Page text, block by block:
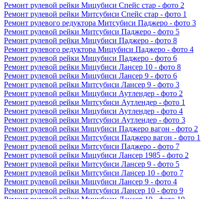
Ремонт рулевой рейки Мицубиси Спейс стар - фото 2
Ремонт рулевой рейки Митсубиси Спейс стар - фото 1
Ремонт рулевого редуктора Митсубиси Паджеро - фото 3
Ремонт рулевой рейки Митсубиси Паджеро - фото 5
Ремонт рулевой рейки Мицубиси Паджеро - фото 8
Ремонт рулевого редуктора Мицубиси Паджеро - фото 4
Ремонт рулевой рейки Мицубиси Паджеро - фото 6
Ремонт рулевой рейки Мицубиси Лансер 10 - фото 8
Ремонт рулевой рейки Мицубиси Лансер 9 - фото 6
Ремонт рулевой рейки Митсубиси Лансер 9 - фото 3
Ремонт рулевой рейки Мицубиси Аутлендер - фото 2
Ремонт рулевой рейки Митсубиси Аутлендер - фото 1
Ремонт рулевой рейки Мицубиси Аутлендер - фото 4
Ремонт рулевой рейки Митсубиси Аутлендер - фото 3
Ремонт рулевой рейки Мицубиси Паджеро вагон - фото 2
Ремонт рулевой рейки Митсубиси Паджеро вагон - фото 1
Ремонт рулевой рейки Митсубиси Паджеро - фото 7
Ремонт рулевой рейки Мицубиси Лансер 1985 - фото 2
Ремонт рулевой рейки Митсубиси Лансер 9 - фото 5
Ремонт рулевой рейки Митсубиси Лансер 10 - фото 7
Ремонт рулевой рейки Мицубиси Лансер 9 - фото 4
Ремонт рулевой рейки Митсубиси Лансер 10 - фото 9